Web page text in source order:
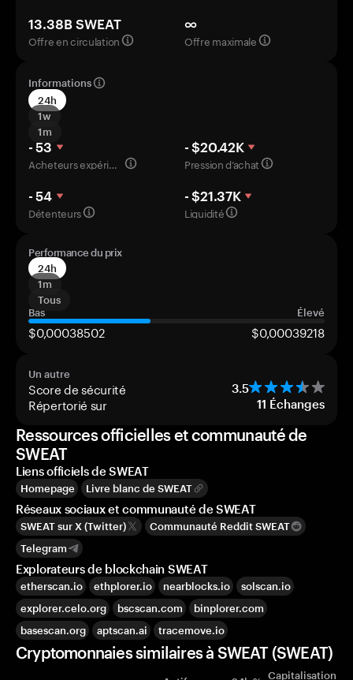
13.38B SWEAT
Offre en circulation
∞
Offre maximale
Informations
24h
1w
1m
- 53
Acheteurs expérimentés
- $20.42K
Pression d’achat
- 54
Détenteurs
- $21.37K
Liquidité
Performance du prix
24h
1m
Tous
Bas
Élevé
$0,00038502 $0,00039218
Un autre
Score de sécurité 3.5
Répertorié sur 11 Échanges
Ressources officielles et communauté de
SWEAT
Liens officiels de SWEAT
Homepage Livre blanc de SWEAT
Réseaux sociaux et communauté de SWEAT
SWEAT sur X (Twitter)
Communauté Reddit SWEAT
Telegram
Explorateurs de blockchain SWEAT
etherscan.io ethplorer.io nearblocks.io
solscan.io
explorer.celo.org
bscscan.com
binplorer.com
basescan.org
aptscan.ai tracemove.io
Cryptomonnaies similaires à SWEAT (SWEAT)
Capitalisation